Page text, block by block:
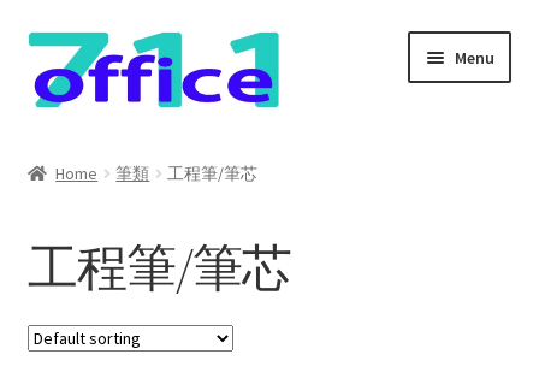
Skip
to
navigation
Skip
to
content
Menu
聯絡我們
Home 筆類 工程筆/筆芯
工程筆/筆芯